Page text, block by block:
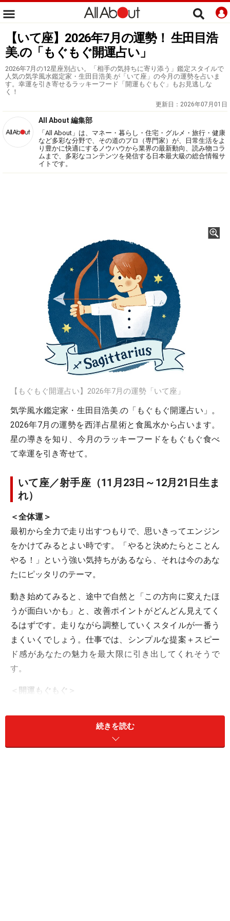
【いて座】2026年7月の運勢！ 生田目浩
美.の「もぐもぐ開運占い」
2026年7月の12星座別占い。「相手の気持ちに寄り添う」鑑定スタイルで
人気の気学風水鑑定家・生田目浩美.が「いて座」の今月の運勢を占いま
す。幸運を引き寄せるラッキーフード「開運もぐもぐ」もお見逃しな
く！
更新日： 2026年07月01日
All About 編集部
「All About」は、マネー・暮らし・住宅・グルメ・旅行・健康
など多彩な分野で、その道のプロ（専門家）が、日常生活をよ
り豊かに快適にするノウハウから業界の最新動向、読み物コラ
ムまで、多彩なコンテンツを発信する日本最大級の総合情報サ
イトです。
【もぐもぐ開運占い】2026年7月の運勢「いて座」
気学風水鑑定家・生田目浩美.の「もぐもぐ開運占い」。
2026年7月の運勢を西洋占星術と食風水から占います。
星の導きを知り、今月のラッキーフードをもぐもぐ食べ
て幸運を引き寄せて。
いて座／射手座（11月23日～12月21日生ま
れ）
＜全体運＞
最初から全力で走り出すつもりで、思いきってエンジン
をかけてみるとよい時です。「やると決めたらとことん
やる！」という強い気持ちがあるなら、それは今のあな
たにピッタリのテーマ。
動き始めてみると、途中で自然と「この方向に変えたほ
うが面白いかも」と、改善ポイントがどんどん見えてく
るはずです。走りながら調整していくスタイルが一番う
まくいくでしょう。仕事では、シンプルな提案＋スピー
ド感があなたの魅力を最大限に引き出してくれそうで
す。
＜開運もぐもぐ＞
は、夏祭りの屋台でも人気の「焼きそば」です。ソース
の香ばしい香りが食欲をそそります。
続きを読む